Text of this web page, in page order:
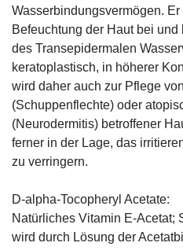
Wasserbindungsvermögen.
Befeuchtung der Haut bei
des Transepidermalen
keratoplastisch, in höherer
wird daher auch zur Pflege
(Schuppenflechte) oder
(Neurodermitis) betroffener
ferner in der Lage, das
zu verringern.
D-alpha-Tocopheryl Acetate:
Natürliches Vitamin E-Acetat;
wird durch Lösung der